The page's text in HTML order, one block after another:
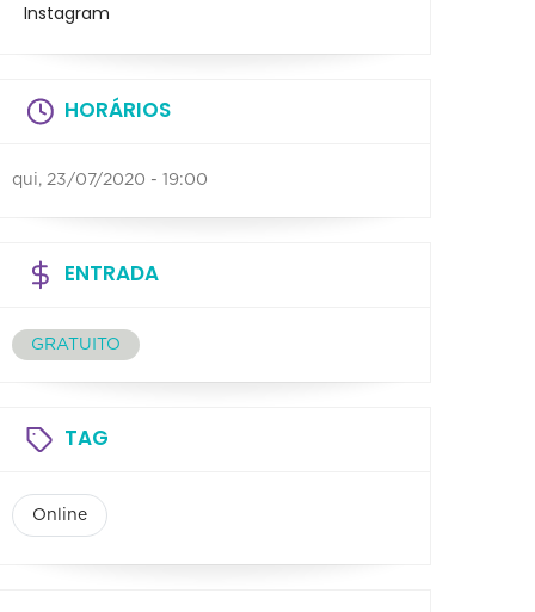
Instagram
HORÁRIOS
qui, 23/07/2020 - 19:00
ENTRADA
GRATUITO
TAG
Online